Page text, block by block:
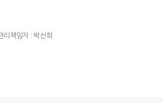
리책임자 : 박선희